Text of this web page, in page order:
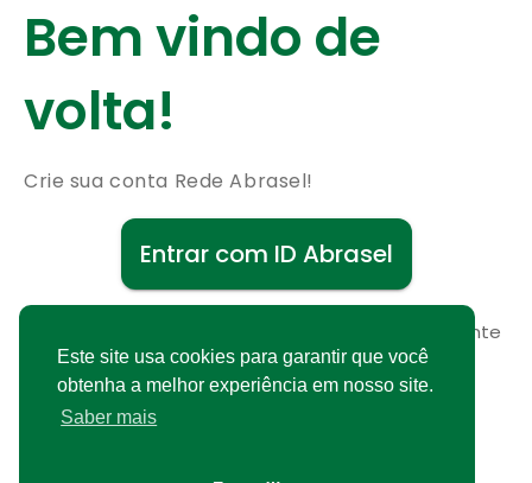
Este site usa cookies para garantir que você
obtenha a melhor experiência em nosso site.
Saber mais
Bem vindo de
volta!
Crie sua conta Rede Abrasel!
Entrar com ID Abrasel
Cadastre-se gratuitamente